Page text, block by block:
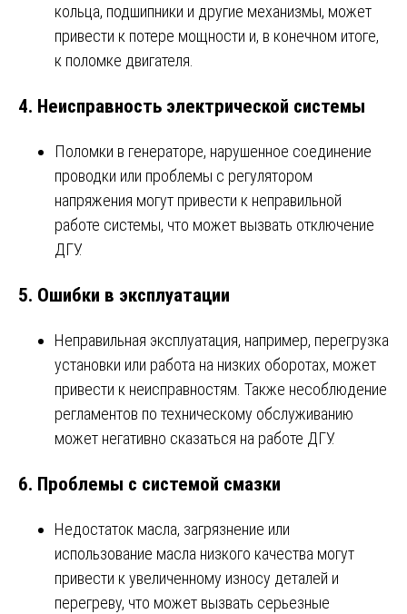
кольца, подшипники и другие механизмы, может
привести к потере мощности и, в конечном итоге,
к поломке двигателя.
4. Неисправность электрической системы
Поломки в генераторе, нарушенное соединение
проводки или проблемы с регулятором
напряжения могут привести к неправильной
работе системы, что может вызвать отключение
ДГУ.
5. Ошибки в эксплуатации
Неправильная эксплуатация, например, перегрузка
установки или работа на низких оборотах, может
привести к неисправностям. Также несоблюдение
регламентов по техническому обслуживанию
может негативно сказаться на работе ДГУ.
6. Проблемы с системой смазки
Недостаток масла, загрязнение или
использование масла низкого качества могут
привести к увеличенному износу деталей и
перегреву, что может вызвать серьезные